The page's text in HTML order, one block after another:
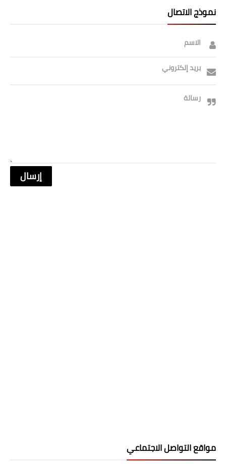
نموذج الاتصال
الاسم
بريد إلكتروني
رسالة
مواقع التواصل الاجتماعي